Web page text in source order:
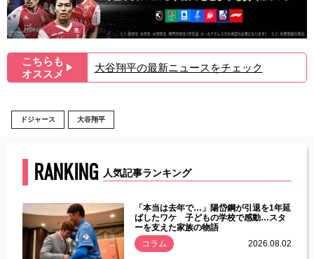
こちらも
オススメ ▶︎ 大谷翔平の最新ニュースをチェック
ドジャース 大谷翔平
RANKING 人気記事ランキング
「本当は去年で…」陽岱鋼が引退を1年延
ばしたワケ 子どもの学校で感動…スタ
ーを支えた家族の物語
コラム
2026.08.02